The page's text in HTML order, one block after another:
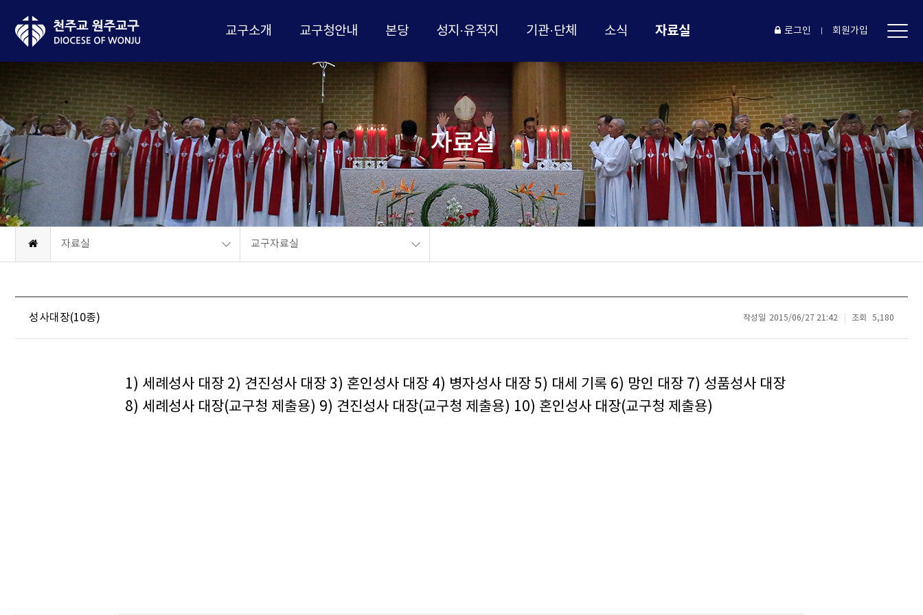
교구소개 교구청안내 본당 성지·유적지 기관·단체 소식 자료실 로그인 회원가입
자료실
자료실 교구자료실
성사대장(10종) 작성일 2015/06/27 21:42 조회 5,180
1) 세례성사 대장 2) 견진성사 대장 3) 혼인성사 대장 4) 병자성사 대장 5) 대세 기록 6) 망인 대장 7) 성품성사 대장
8) 세례성사 대장(교구청 제출용) 9) 견진성사 대장(교구청 제출용) 10) 혼인성사 대장(교구청 제출용)